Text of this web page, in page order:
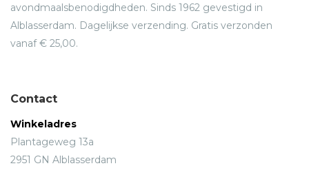
avondmaalsbenodigdheden. Sinds 1962 gevestigd in
Alblasserdam. Dagelijkse verzending. Gratis verzonden
vanaf € 25,00.
Contact
Winkeladres
Plantageweg 13a
2951 GN Alblasserdam